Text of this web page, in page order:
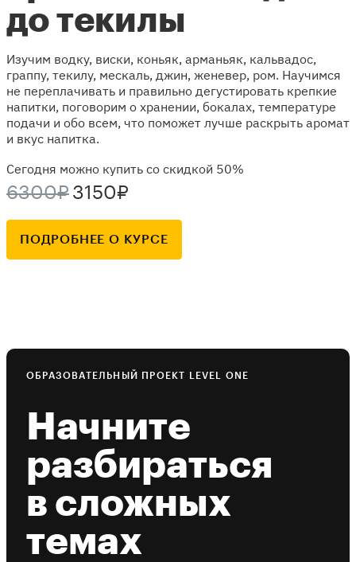
до текилы
Изучим водку, виски, коньяк, арманьяк, кальвадос,
граппу, текилу, мескаль, джин, женевер, ром. Научимся
не переплачивать и правильно дегустировать крепкие
напитки, поговорим о хранении, бокалах, температуре
подачи и обо всем, что поможет лучше раскрыть аромат
и вкус напитка.
Сегодня можно купить со скидкой 50%
6300₽ 3150₽
ПОДРОБНЕЕ О КУРСЕ
ОБРАЗОВАТЕЛЬНЫЙ ПРОЕКТ LEVEL ONE
Начните
разбираться
в сложных
темах